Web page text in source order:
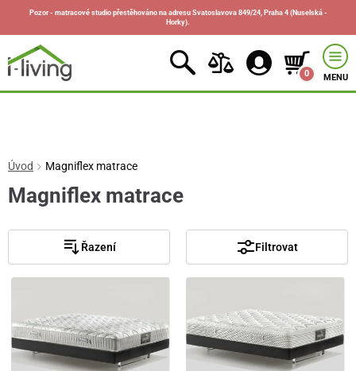
Pozor - matracové studio přestěhováno na adresu Svatoslavova 849/24, Praha 4 (Nuselská -
Horky).
0 MENU
Úvod Magniflex matrace
Magniflex matrace
Řazení Filtrovat